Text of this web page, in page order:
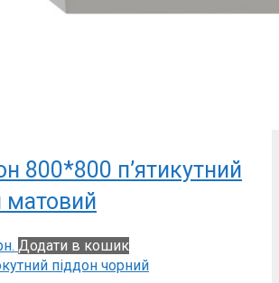
800*800 п’ятикутний
матовий
Додати в кошик